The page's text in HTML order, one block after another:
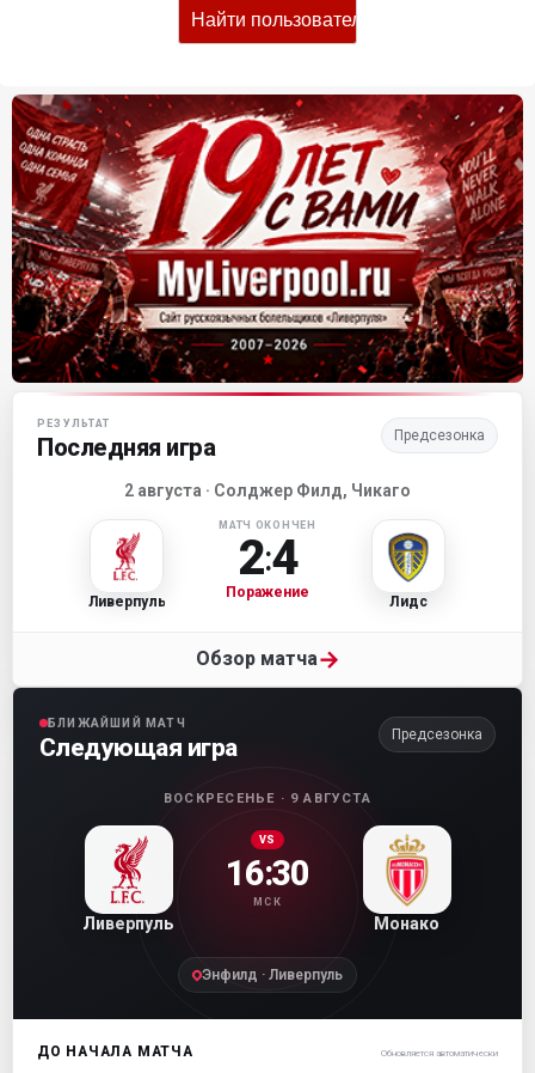
Матч-центр «Ливерпуля»
РЕЗУЛЬТАТ
Последняя игра Предсезонка
2 августа · Солджер Филд, Чикаго
Ливерпуль
МАТЧ ОКОНЧЕН
2:4
Поражение
Лидс
Обзор матча→
БЛИЖАЙШИЙ МАТЧ
Следующая игра Предсезонка
ВОСКРЕСЕНЬЕ · 9 АВГУСТА
Ливерпуль
VS
16:30
МСК
Монако
Энфилд · Ливерпуль
ДО НАЧАЛА МАТЧА Обновляется автоматически